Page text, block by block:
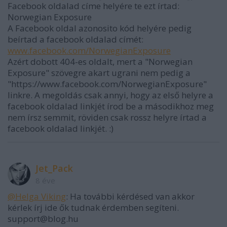
Facebook oldalad címe helyére te ezt írtad:
Norwegian Exposure
A Facebook oldal azonosito kód helyére pedig
beírtad a facebook oldalad címét:
www.facebook.com/NorwegianExposure
Azért dobott 404-es oldalt, mert a "Norwegian
Exposure" szövegre akart ugrani nem pedig a
"https://www.facebook.com/NorwegianExposure"
linkre. A megoldás csak annyi, hogy az első helyre a
facebook oldalad linkjét írod be a másodikhoz meg
nem írsz semmit, röviden csak rossz helyre írtad a
facebook oldalad linkjét. :)
Jet_Pack
@Helga Viking: Ha további kérdésed van akkor
kérlek írj ide ők tudnak érdemben segíteni.
support@blog.hu